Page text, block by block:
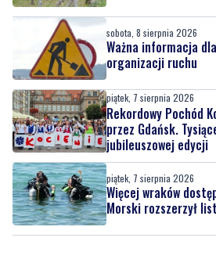
sobota, 8 sierpnia 2026
Ważna informacja
organizacji ruchu
piątek, 7 sierpnia 2026
Rekordowy Pochód
przez Gdańsk.
jubileuszowej edycji
piątek, 7 sierpnia 2026
Więcej wraków
Morski rozszerzył